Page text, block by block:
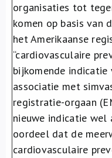
organisaties tot
komen op basis van
het Amerikaanse
“cardiovasculaire
bijkomende
associatie met
registratie-orgaan
nieuwe indicatie wel
oordeel dat de
cardiovasculaire